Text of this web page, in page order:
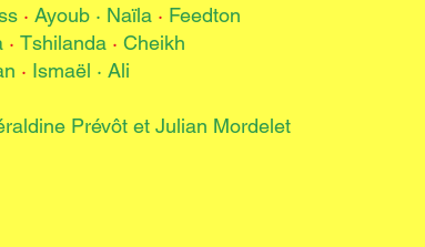
· Ayoub · Naïla · Feedton
· Tshilanda · Cheikh
· Ismaël · Ali
Prévôt et Julian Mordelet